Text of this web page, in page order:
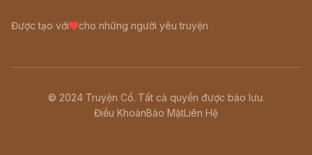
Được tạo với cho những người yêu truyện
© 2024 Truyện Cổ. Tất cả quyền được bảo lưu.
Điều KhoảnBảo MậtLiên Hệ